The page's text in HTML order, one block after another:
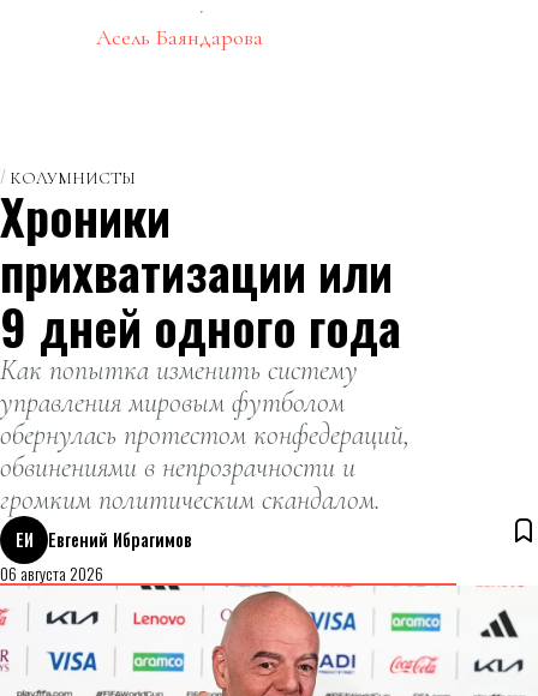
Асель Баяндарова
КОЛУМНИСТЫ
Хроники
прихватизации или
9 дней одного года
Как попытка изменить систему
управления мировым футболом
обернулась протестом конфедераций,
обвинениями в непрозрачности и
громким политическим скандалом.
ЕИ
Евгений Ибрагимов
06 августа 2026